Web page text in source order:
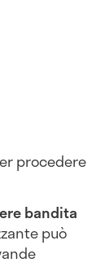
procedere
bandita
può